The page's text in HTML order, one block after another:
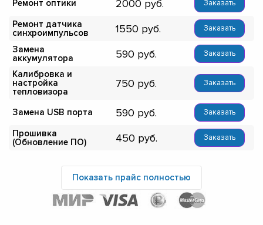
Ремонт оптики 2000 Заказать
Ремонт датчика
синхроимпульсов
1550 Заказать
Замена
аккумулятора
590 Заказать
Калибровка и
настройка
тепловизора
750 Заказать
Замена USB порта 590 Заказать
Прошивка
(Обновление ПО)
450 Заказать
Показать прайс полностью